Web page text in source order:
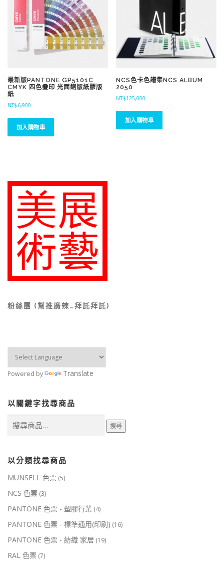
最新版PANTONE GP5101C
CMYK 四色疊印 光面銅版紙膠版
紙
NT$6,900
加入購物車
NCS色卡色譜集NCS ALBUM
2050
NT$125,000
加入購物車
粉絲團 (幫推廣辣…拜託拜託)
Powered by Translate
以關鍵字找尋商品
尋
字:
搜尋
以分類找尋商品
MUNSELL 色票 (5)
NCS 色票 (3)
PANTONE 色票 - 塑膠行業 (4)
PANTONE 色票 - 標準通用(印刷) (16)
PANTONE 色票 - 紡織 家居 (19)
RAL 色票 (7)